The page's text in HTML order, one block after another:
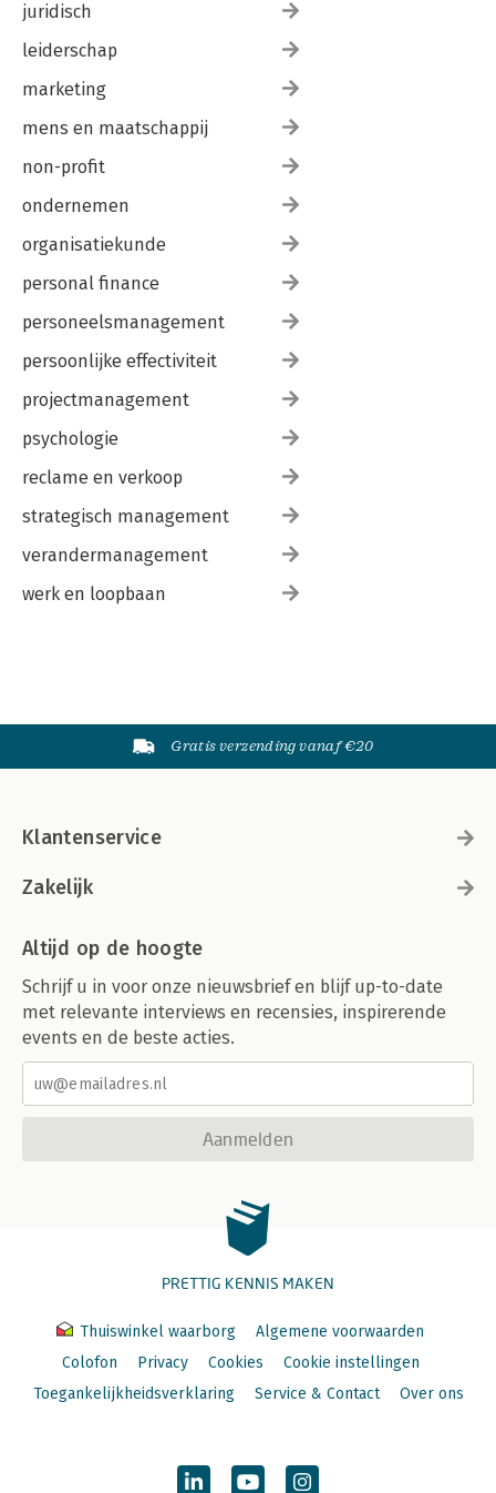
juridisch
leiderschap
marketing
mens en maatschappij
non-profit
ondernemen
organisatiekunde
personal finance
personeelsmanagement
persoonlijke effectiviteit
projectmanagement
psychologie
reclame en verkoop
strategisch management
verandermanagement
werk en loopbaan
Gratis verzending vanaf €20
Klantenservice
Zakelijk
Altijd op de hoogte
Schrijf u in voor onze nieuwsbrief en blijf up-to-date
met relevante interviews en recensies, inspirerende
events en de beste acties.
Aanmelden
PRETTIG KENNIS MAKEN
Thuiswinkel waarborg
Algemene voorwaarden
Colofon
Privacy Cookies
Cookie instellingen
Toegankelijkheidsverklaring
Service & Contact Over ons